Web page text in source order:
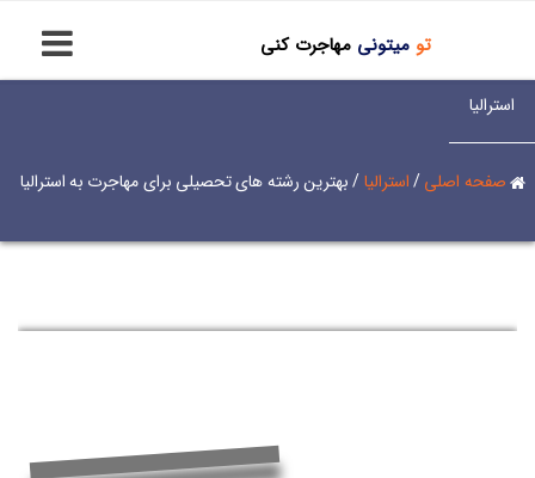
تو میتونی مهاجرت کنی
استرالیا
صفحه اصلی/استرالیا/بهترین رشته های تحصیلی برای مهاجرت به استرالیا